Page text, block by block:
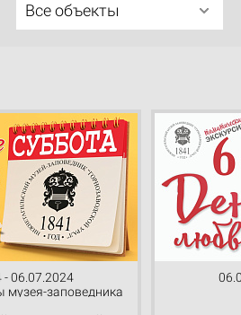
Все объекты
- 06.07.2024
заповедника